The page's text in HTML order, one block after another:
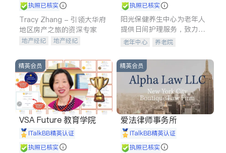
执照已核实
Tracy Zhang - 引领大华府
地区房产之旅的资深专家
地产经纪
地产经纪
商铺租售
开发商建商
执照已核实
阳光保健养生中心为老年人
提供日间护理服务，致力于
通过持续的护理创新来有效
老年中心 养老院
精英会员
VSA Future 教育学院
iTalkBB精英认证
执照已核实
精英会员
爱法律师事务所
iTalkBB精英认证
执照已核实